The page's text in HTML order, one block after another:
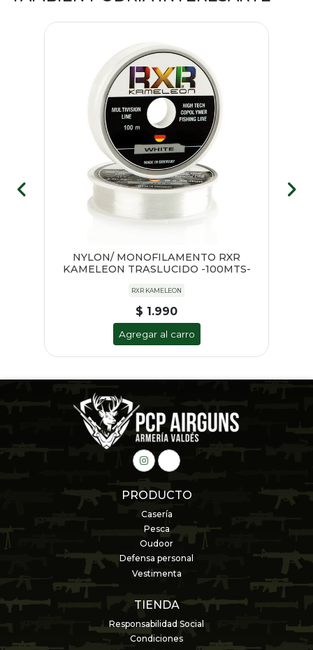
NYLON/ MONOFILAMENTO RXR
KAMELEON TRASLUCIDO -100MTS-
RXR KAMELEON
$ 1.990
Agregar al carro
PRODUCTO
Casería
Pesca
Oudoor
Defensa personal
Vestimenta
TIENDA
Responsabilidad Social
Condiciones